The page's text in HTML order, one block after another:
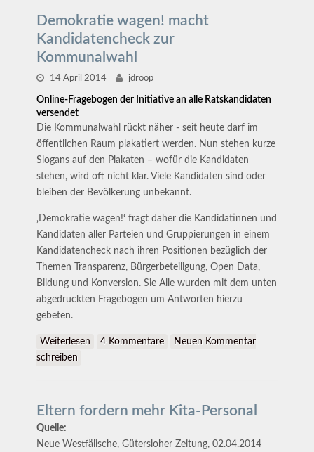
Demokratie wagen! macht
Kandidatencheck zur
Kommunalwahl
14 April 2014 jdroop
Online-Fragebogen der Initiative an alle Ratskandidaten
versendet
Die Kommunalwahl rückt näher - seit heute darf im
öffentlichen Raum plakatiert werden. Nun stehen kurze
Slogans auf den Plakaten – wofür die Kandidaten
stehen, wird oft nicht klar. Viele Kandidaten sind oder
bleiben der Bevölkerung unbekannt.
‚Demokratie wagen!‘ fragt daher die Kandidatinnen und
Kandidaten aller Parteien und Gruppierungen in einem
Kandidatencheck nach ihren Positionen bezüglich der
Themen Transparenz, Bürgerbeteiligung, Open Data,
Bildung und Konversion. Sie Alle wurden mit dem unten
abgedruckten Fragebogen um Antworten hierzu
gebeten.
Weiterlesen über Demokratie wagen! macht Kandidatencheck
4 Kommentare
Neuen Kommentar
schreiben
Eltern fordern mehr Kita-Personal
Quelle:
Neue Westfälische, Gütersloher Zeitung, 02.04.2014